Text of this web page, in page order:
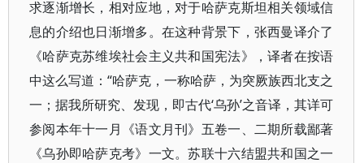
求逐渐增长，相对应地，对于哈萨克斯坦相关领域信
息的介绍也日渐增多。在这种背景下，张西曼译介了
《哈萨克苏维埃社会主义共和国宪法》，译者在按语
中这么写道：“哈萨克，一称哈萨，为突厥族西北支之
一；据我所研究、发现，即古代‘乌孙’之音译，其详可
参阅本年十一月《语文月刊》五卷一、二期所载鄙著
《乌孙即哈萨克考》一文。苏联十六结盟共和国之一